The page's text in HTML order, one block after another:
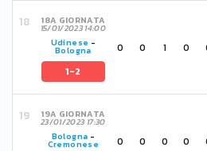
18A GIORNATA
15/01/2023 14:00
Udinese -
Bologna
1-2
0 0 1 0
19A GIORNATA
23/01/2023 17:30
Bologna -
Cremonese 0 0 0 0